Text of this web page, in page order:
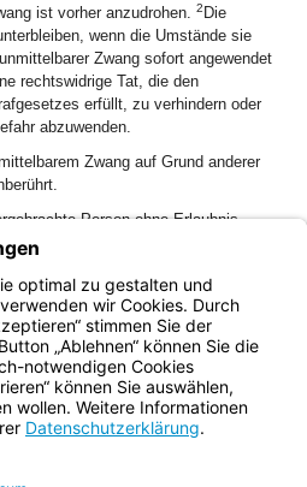
ist vorher anzudrohen. 2 Die
wenn die Umstände sie
Zwang sofort angewendet
rechtswidrige Tat, die den
erfüllt, zu verhindern oder
abzuwenden.
Zwang auf Grund anderer
Person ohne Erlaubnis
auf, so kann sie durch
oder auf deren Veranlassung
die Einrichtung zurückgebracht